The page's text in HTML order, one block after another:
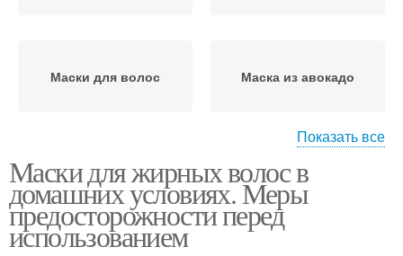
Маски для волос Маска из авокадо
Маска из творога Дрожжевая маска
Показать все
Маски для жирных волос в
домашних условиях. Меры
предосторожности перед
использованием